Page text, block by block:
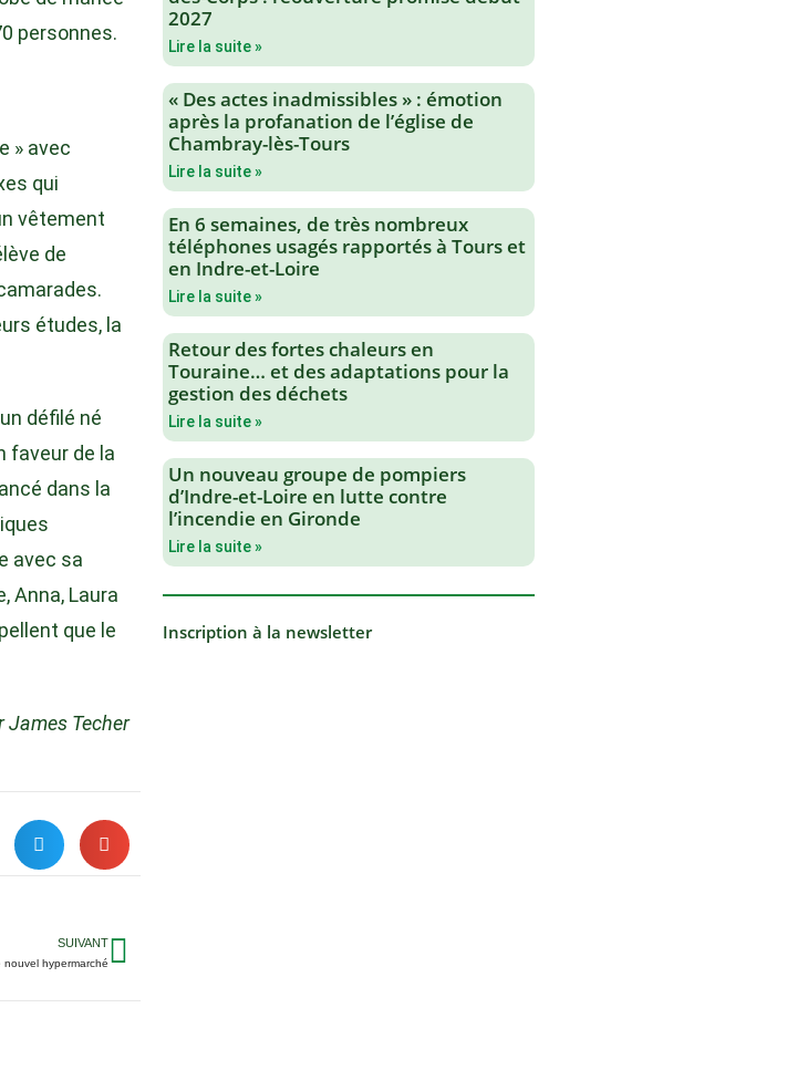
personnes.
» avec
qui
vêtement
de
études, la
un défilé né
faveur de la
dans la
avec sa
Anna, Laura
que le
James Techer
SUIVANT
nouvel hypermarché
2027
Lire la suite »
« Des actes inadmissibles » : émotion
après la profanation de l’église de
Chambray-lès-Tours
Lire la suite »
En 6 semaines, de très nombreux
téléphones usagés rapportés à Tours et
en Indre-et-Loire
Lire la suite »
Retour des fortes chaleurs en
Touraine… et des adaptations pour la
gestion des déchets
Lire la suite »
Un nouveau groupe de pompiers
d’Indre-et-Loire en lutte contre
l’incendie en Gironde
Lire la suite »
Inscription à la newsletter